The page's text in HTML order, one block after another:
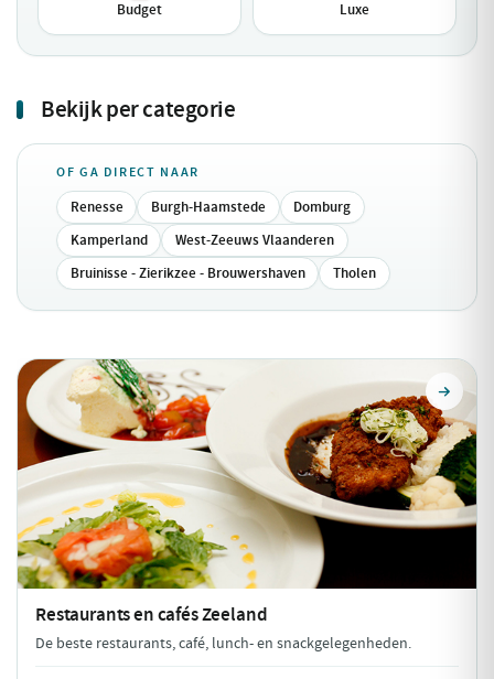
Budget Luxe
Bekijk per categorie
OF GA DIRECT NAAR
Renesse
Burgh-Haamstede
Domburg
Kamperland
West-Zeeuws Vlaanderen
Bruinisse - Zierikzee - Brouwershaven
Tholen
Restaurants en cafésZeeland
De beste restaurants, café, lunch- en snackgelegenheden.